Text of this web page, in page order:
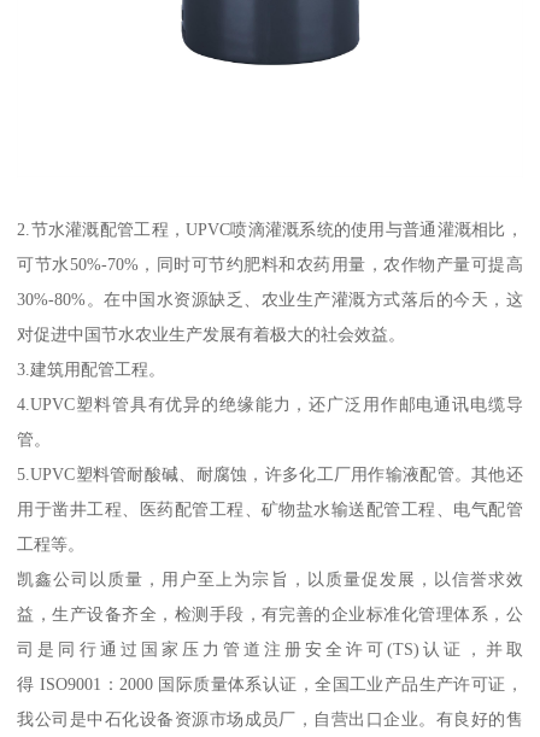
2.节水灌溉配管工程，UPVC喷滴灌溉系统的使用与普通灌溉相比，
可节水50%-70%，同时可节约肥料和农药用量，农作物产量可提高
30%-80%。在中国水资源缺乏、农业生产灌溉方式落后的今天，这
对促进中国节水农业生产发展有着极大的社会效益。
3.建筑用配管工程。
4.UPVC塑料管具有优异的绝缘能力，还广泛用作邮电通讯电缆导
管。
5.UPVC塑料管耐酸碱、耐腐蚀，许多化工厂用作输液配管。其他还
用于凿井工程、医药配管工程、矿物盐水输送配管工程、电气配管
工程等。
凯鑫公司以质量，用户至上为宗旨，以质量促发展，以信誉求效
益，生产设备齐全，检测手段，有完善的企业标准化管理体系，公
司是同行通过国家压力管道注册安全许可(TS)认证，并取
得 ISO9001：2000 国际质量体系认证，全国工业产品生产许可证，
我公司是中石化设备资源市场成员厂，自营出口企业。有良好的售